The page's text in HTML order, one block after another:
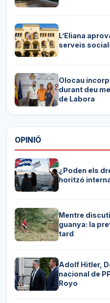
L’Eliana
serveis
Olocau
durant deu
de Labora
OPINIÓ
¿Poden els
horitzó
Mentre
guanya: la
tard
Adolf Hitler,
nacional de
Royo